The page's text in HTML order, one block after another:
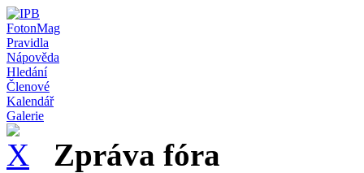
FotonMag
Pravidla
Nápověda
Hledání
Členové
Kalendář
Galerie
Zpráva fóra